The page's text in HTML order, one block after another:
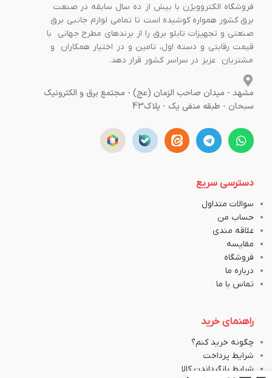
فروشگاه الکتروویژن با بیش از ده سال سابقه در صنعت
برق کشور همواره کوشیده است تا تمامی لوازم جانبی برق
صنعتی و تجهیزات تابلو برق را از برندهای مطرح جهانی با
قیمت رقابتی و دسته اول، تامین و در اختیار همکاران و
مشتریان عزیز در سراسر کشور قرار دهد.
مشهد - میدان صاحب الزمان (عج) - مجتمع برق و الکترونیک
سبحان - طبقه منفی یک - پلاک43
دسترسی سریع
سوالات متداول
حساب من
علاقه مندی
مقایسه
فروشگاه
درباره ما
تماس با ما
راهنمای خرید
چگونه خرید کنم؟
شرایط پرداخت
شرایط بازگرداندن کالا